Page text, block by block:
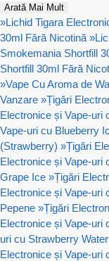
Arată Mai Mult
»Lichid Tigara
30ml Fără Nicotină »
Smokemania Shortfill
Shortfill 30ml Fără
»Vape Cu Aroma de
Vanzare »Țigări
Electronice și Vape-uri
Vape-uri cu Blueberry
(Strawberry) »Țigări
Electronice și Vape-uri
Grape Ice »Țigări
Electronice și Vape-uri
Pepene »Țigări
Electronice și Vape-uri
uri cu Strawberry
Electronice și Vape-uri